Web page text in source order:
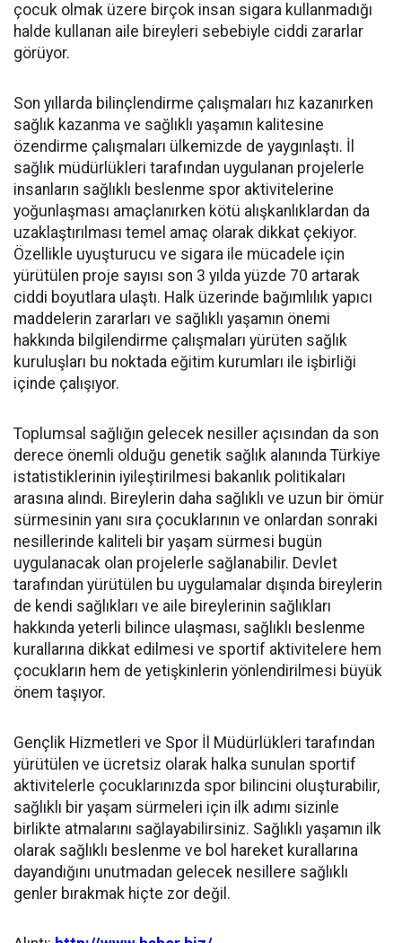
çocuk olmak üzere birçok insan sigara kullanmadığı
halde kullanan aile bireyleri sebebiyle ciddi zararlar
görüyor.
Son yıllarda bilinçlendirme çalışmaları hız kazanırken
sağlık kazanma ve sağlıklı yaşamın kalitesine
özendirme çalışmaları ülkemizde de yaygınlaştı. İl
sağlık müdürlükleri tarafından uygulanan projelerle
insanların sağlıklı beslenme spor aktivitelerine
yoğunlaşması amaçlanırken kötü alışkanlıklardan da
uzaklaştırılması temel amaç olarak dikkat çekiyor.
Özellikle uyuşturucu ve sigara ile mücadele için
yürütülen proje sayısı son 3 yılda yüzde 70 artarak
ciddi boyutlara ulaştı. Halk üzerinde bağımlılık yapıcı
maddelerin zararları ve sağlıklı yaşamın önemi
hakkında bilgilendirme çalışmaları yürüten sağlık
kuruluşları bu noktada eğitim kurumları ile işbirliği
içinde çalışıyor.
Toplumsal sağlığın gelecek nesiller açısından da son
derece önemli olduğu genetik sağlık alanında Türkiye
istatistiklerinin iyileştirilmesi bakanlık politikaları
arasına alındı. Bireylerin daha sağlıklı ve uzun bir ömür
sürmesinin yanı sıra çocuklarının ve onlardan sonraki
nesillerinde kaliteli bir yaşam sürmesi bugün
uygulanacak olan projelerle sağlanabilir. Devlet
tarafından yürütülen bu uygulamalar dışında bireylerin
de kendi sağlıkları ve aile bireylerinin sağlıkları
hakkında yeterli bilince ulaşması, sağlıklı beslenme
kurallarına dikkat edilmesi ve sportif aktivitelere hem
çocukların hem de yetişkinlerin yönlendirilmesi büyük
önem taşıyor.
Gençlik Hizmetleri ve Spor İl Müdürlükleri tarafından
yürütülen ve ücretsiz olarak halka sunulan sportif
aktivitelerle çocuklarınızda spor bilincini oluşturabilir,
sağlıklı bir yaşam sürmeleri için ilk adımı sizinle
birlikte atmalarını sağlayabilirsiniz. Sağlıklı yaşamın ilk
olarak sağlıklı beslenme ve bol hareket kurallarına
dayandığını unutmadan gelecek nesillere sağlıklı
genler bırakmak hiçte zor değil.